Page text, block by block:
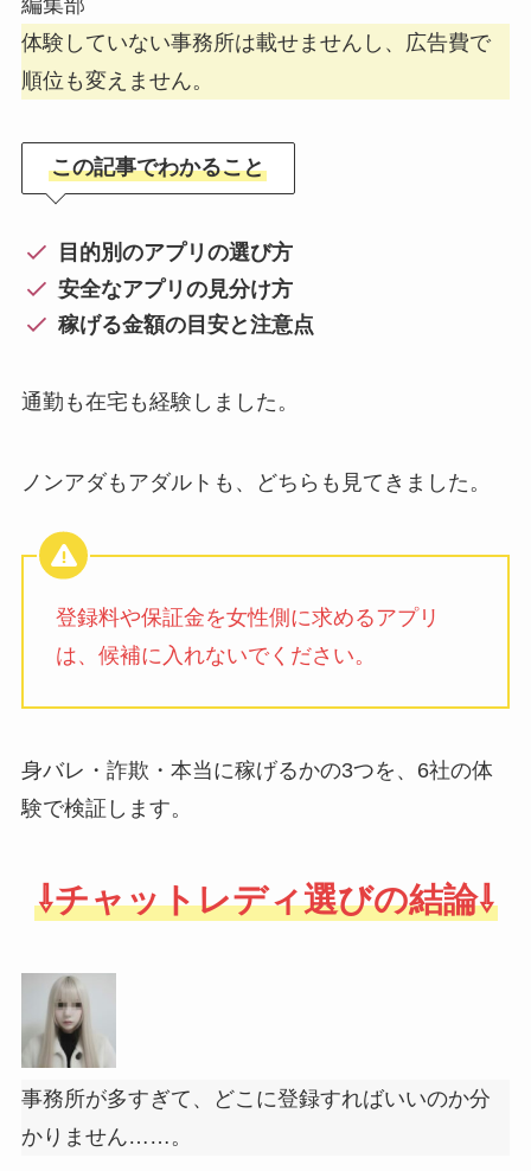
体験していない事務所は載せませんし、広告費で
順位も変えません。
この記事でわかること
目的別のアプリの選び方
安全なアプリの見分け方
稼げる金額の目安と注意点
通勤も在宅も経験しました。
ノンアダもアダルトも、どちらも見てきました。
登録料や保証金を女性側に求めるアプリ
は、候補に入れないでください。
身バレ・詐欺・本当に稼げるかの3つを、6社の体
験で検証します。
⇩チャットレディ選びの結論⇩
事務所が多すぎて、どこに登録すればいいのか分
かりません……。